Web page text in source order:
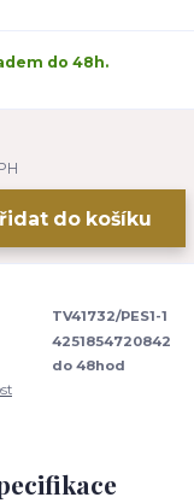
do 48h.
do košíku
TV41732/PES1-1
4251854720842
do 48hod